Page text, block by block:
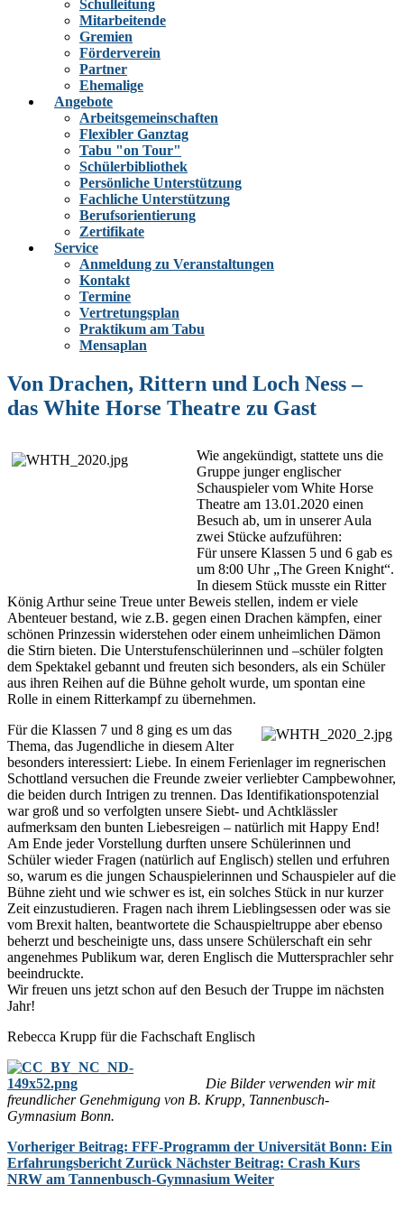
Schulleitung
Mitarbeitende
Gremien
Förderverein
Partner
Ehemalige
Angebote
Arbeitsgemeinschaften
Flexibler Ganztag
Tabu "on Tour"
Schülerbibliothek
Persönliche Unterstützung
Fachliche Unterstützung
Berufsorientierung
Zertifikate
Service
Anmeldung zu Veranstaltungen
Kontakt
Termine
Vertretungsplan
Praktikum am Tabu
Mensaplan
Von Drachen, Rittern und Loch Ness –
das White Horse Theatre zu Gast
Wie angekündigt, stattete uns die
Gruppe junger englischer
Schauspieler vom White Horse
Theatre am 13.01.2020 einen
Besuch ab, um in unserer Aula
zwei Stücke aufzuführen:
Für unsere Klassen 5 und 6 gab es
um 8:00 Uhr „The Green Knight“.
In diesem Stück musste ein Ritter
König Arthur seine Treue unter Beweis stellen, indem er viele
Abenteuer bestand, wie z.B. gegen einen Drachen kämpfen, einer
schönen Prinzessin widerstehen oder einem unheimlichen Dämon
die Stirn bieten. Die Unterstufenschülerinnen und –schüler folgten
dem Spektakel gebannt und freuten sich besonders, als ein Schüler
aus ihren Reihen auf die Bühne geholt wurde, um spontan eine
Rolle in einem Ritterkampf zu übernehmen.
Für die Klassen 7 und 8 ging es um das
Thema, das Jugendliche in diesem Alter
besonders interessiert: Liebe. In einem Ferienlager im regnerischen
Schottland versuchen die Freunde zweier verliebter Campbewohner,
die beiden durch Intrigen zu trennen. Das Identifikationspotenzial
war groß und so verfolgten unsere Siebt- und Achtklässler
aufmerksam den bunten Liebesreigen – natürlich mit Happy End!
Am Ende jeder Vorstellung durften unsere Schülerinnen und
Schüler wieder Fragen (natürlich auf Englisch) stellen und erfuhren
so, warum es die jungen Schauspielerinnen und Schauspieler auf die
Bühne zieht und wie schwer es ist, ein solches Stück in nur kurzer
Zeit einzustudieren. Fragen nach ihrem Lieblingsessen oder was sie
vom Brexit halten, beantwortete die Schauspieltruppe aber ebenso
beherzt und bescheinigte uns, dass unsere Schülerschaft ein sehr
angenehmes Publikum war, deren Englisch die Muttersprachler sehr
beeindruckte.
Wir freuen uns jetzt schon auf den Besuch der Truppe im nächsten
Jahr!
Rebecca Krupp für die Fachschaft Englisch
Die Bilder verwenden wir mit
freundlicher Genehmigung von B. Krupp, Tannenbusch-
Gymnasium Bonn.
Vorheriger Beitrag: FFF-Programm der Universität Bonn: Ein
Erfahrungsbericht Zurück Nächster Beitrag: Crash Kurs
NRW am Tannenbusch-Gymnasium Weiter